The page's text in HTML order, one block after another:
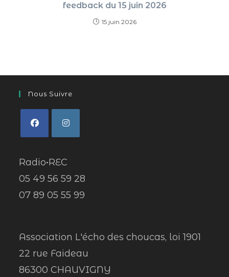
feedback du 15 juin 2026
15 juin 2026
Nous Suivre
Radio•REC
05 49 56 59 28
07 89 05 55 99
Association L'écho des choucas, loi 1901
22 rue Faideau
86300 CHAUVIGNY